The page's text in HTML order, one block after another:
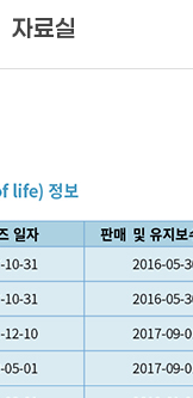
자료실